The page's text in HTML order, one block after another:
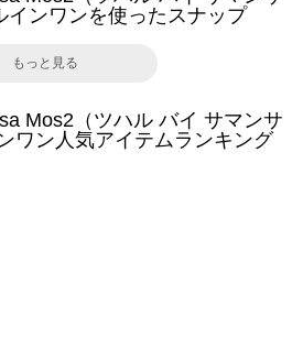
インワンを使ったスナップ
もっと見る
Mos2（ツハル バイ サマンサ
ワン人気アイテムランキング